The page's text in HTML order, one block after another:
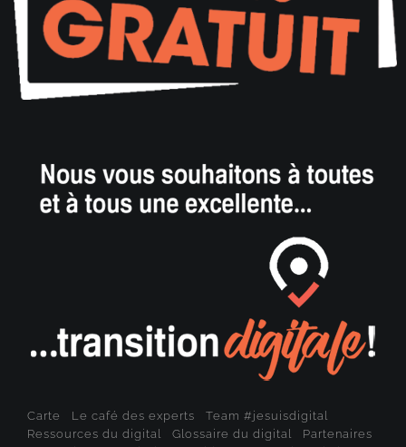
Carte Le café des experts
Team #jesuisdigital
Ressources du digital
Glossaire du digital
Partenaires